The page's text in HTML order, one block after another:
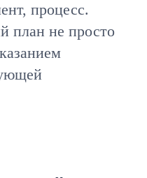
процесс.
план не просто